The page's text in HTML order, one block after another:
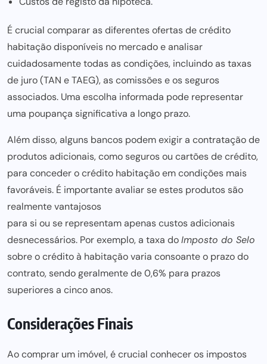
É crucial comparar as diferentes ofertas de crédito
habitação disponíveis no mercado e analisar
cuidadosamente todas as condições, incluindo as taxas
de juro (TAN e TAEG), as comissões e os seguros
associados. Uma escolha informada pode representar
uma poupança significativa a longo prazo.
Além disso, alguns bancos podem exigir a contratação de
produtos adicionais, como seguros ou cartões de crédito,
para conceder o crédito habitação em condições mais
favoráveis. É importante avaliar se estes produtos são
realmente vantajosos
para si ou se representam apenas custos adicionais
desnecessários. Por exemplo, a taxa doImposto do Selo
sobre o crédito à habitação varia consoante o prazo do
contrato, sendo geralmente de 0,6% para prazos
superiores a cinco anos.
Considerações Finais
Ao comprar um imóvel, é crucial conhecer os impostos